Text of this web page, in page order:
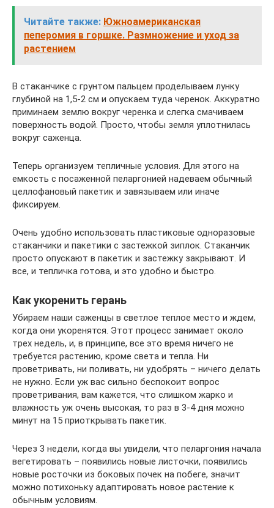
Читайте также: Южноамериканская
пеперомия в горшке. Размножение и уход за
растением
В стаканчике с грунтом пальцем проделываем лунку
глубиной на 1,5-2 см и опускаем туда черенок. Аккуратно
приминаем землю вокруг черенка и слегка смачиваем
поверхность водой. Просто, чтобы земля уплотнилась
вокруг саженца.
Теперь организуем тепличные условия. Для этого на
емкость с посаженной пеларгонией надеваем обычный
целлофановый пакетик и завязываем или иначе
фиксируем.
Очень удобно использовать пластиковые одноразовые
стаканчики и пакетики с застежкой зиплок. Стаканчик
просто опускают в пакетик и застежку закрывают. И
все, и тепличка готова, и это удобно и быстро.
Как укоренить герань
Убираем наши саженцы в светлое теплое место и ждем,
когда они укоренятся. Этот процесс занимает около
трех недель, и, в принципе, все это время ничего не
требуется растению, кроме света и тепла. Ни
проветривать, ни поливать, ни удобрять – ничего делать
не нужно. Если уж вас сильно беспокоит вопрос
проветривания, вам кажется, что слишком жарко и
влажность уж очень высокая, то раз в 3-4 дня можно
минут на 15 приоткрывать пакетик.
Через 3 недели, когда вы увидели, что пеларгония начала
вегетировать – появились новые листочки, появились
новые росточки из боковых почек на побеге, значит
можно потихоньку адаптировать новое растение к
обычным условиям.